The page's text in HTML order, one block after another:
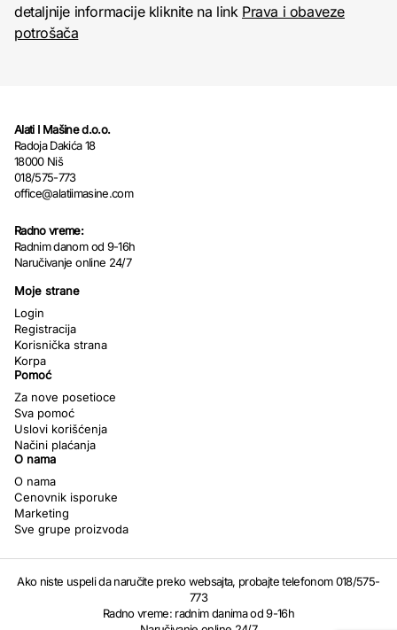
detaljnije informacije kliknite na link Prava i obaveze
potrošača
Alati I Mašine d.o.o.
Radoja Dakića 18
18000 Niš
018/575-773
office@alatiimasine.com
Radno vreme:
Radnim danom od 9-16h
Naručivanje online 24/7
Moje strane
Login
Registracija
Korisnička strana
Korpa
Pomoć
Za nove posetioce
Sva pomoć
Uslovi korišćenja
Načini plaćanja
O nama
O nama
Cenovnik isporuke
Marketing
Sve grupe proizvoda
Ako niste uspeli da naručite preko websajta, probajte telefonom 018/575-
773
Radno vreme: radnim danima od 9-16h